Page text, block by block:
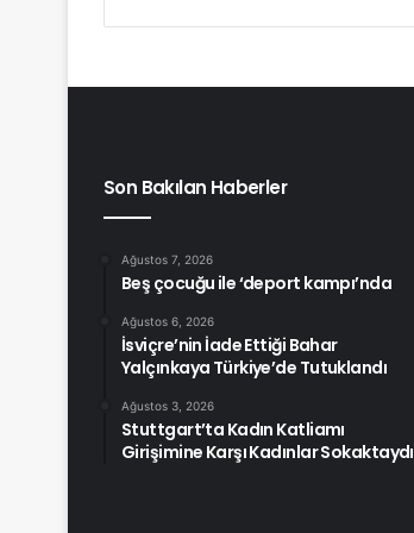
Son Bakılan Haberler
Ağustos 7, 2026
Beş çocuğu ile ‘deport kampı’nda
Ağustos 6, 2026
İsviçre’nin İade Ettiği Bahar
Yalçınkaya Türkiye’de Tutuklandı
Ağustos 3, 2026
Stuttgart’ta Kadın Katliamı
Girişimine Karşı Kadınlar Sokaktaydı